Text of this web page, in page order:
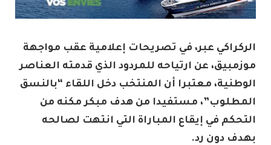
الركراكي عبر، في تصريحات إعلامية عقب مواجهة
موزمبيق، عن ارتياحه للمردود الذي قدمته العناصر
الوطنية، معتبرا أن المنتخب دخل اللقاء “بالنسق
المطلوب”، مستفيدا من هدف مبكر مكنه من
التحكم في إيقاع المباراة التي انتهت لصالحه
بهدف دون رد.